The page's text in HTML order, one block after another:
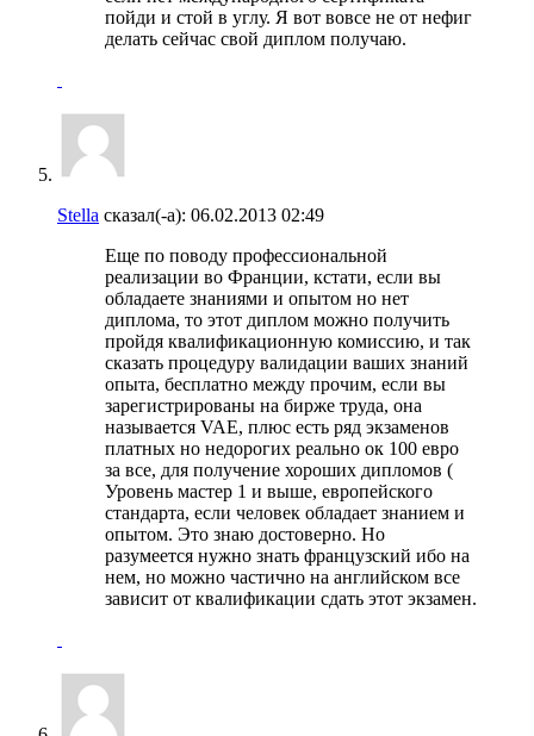
пойди и стой в углу. Я вот вовсе не от нефиг
делать сейчас свой диплом получаю.
Stella сказал(-а): 06.02.2013 02:49
Еще по поводу профессиональной
реализации во Франции, кстати, если вы
обладаете знаниями и опытом но нет
диплома, то этот диплом можно получить
пройдя квалификационную комиссию, и так
сказать процедуру валидации ваших знаний
опыта, бесплатно между прочим, если вы
зарегистрированы на бирже труда, она
называется VAE, плюс есть ряд экзаменов
платных но недорогих реально ок 100 евро
за все, для получение хороших дипломов (
Уровень мастер 1 и выше, европейского
стандарта, если человек обладает знанием и
опытом. Это знаю достоверно. Но
разумеется нужно знать французский ибо на
нем, но можно частично на английском все
зависит от квалификации сдать этот экзамен.